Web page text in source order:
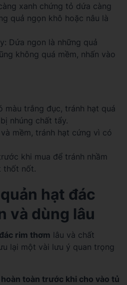
xanh chứng tỏ dứa càng
quả ngọn khô hoặc nâu là
Dứa ngon là những quả
không quá mềm, nhấn vào
màu trắng đục, tránh hạt quá
nhúng chất tẩy.
mềm, tránh hạt cứng vì có
khi mua để tránh nhầm
thốt nốt.
hạt đác
và dùng lâu
rim thơm lâu và chất
lại một vài lưu ý quan trọng
toàn trước khi cho vào tủ